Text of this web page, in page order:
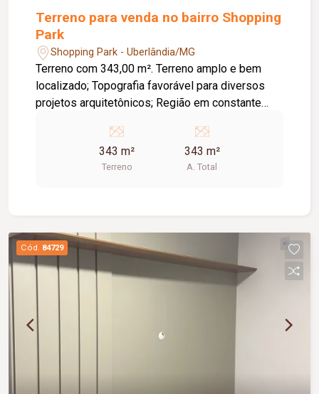
Terreno para venda no bairro Shopping
Park
Shopping Park - Uberlândia/MG
Terreno com 343,00 m². Terreno amplo e bem
localizado; Topografia favorável para diversos
projetos arquitetônicos; Região em constante
investimento; Fácil acesso às principais vias da
cidade; Próximo a comércios, escolas,
supermercados e diversos serviços.
343 m²
Terreno
343 m²
A. Total
Cód. 84729